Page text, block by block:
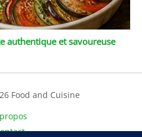
authentique et savoureuse
Food and Cuisine